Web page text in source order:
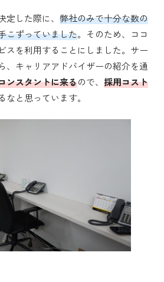
した際に、 弊社のみで十分な数の
こずっていました。そのため、ココ
スを利用することにしました。サー
、キャリアアドバイザーの紹介を通
ンスタントに来るので、 採用コスト
なと思っています。